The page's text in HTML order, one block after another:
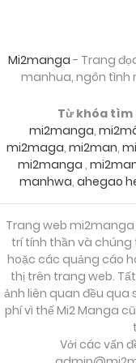
Chapter 112
Chapter 111 10/03/
Chapter 110 10/03/
Chapter 109 10/03/
Chapter 108 10/03/
Chapter 107 10/03/
Mi2manga - Trang
manhua, ngôn tình
Từ khóa tìm
mi2manga,
mi2maga, mi2man,
mi2manga ,
manhwa, ahegao
Trang web
trí tính thần và chúng
hoặc các quảng cáo
thị trên trang web.
ảnh liên quan đều qua
phí vì thế Mi2 Manga
Với các vấn